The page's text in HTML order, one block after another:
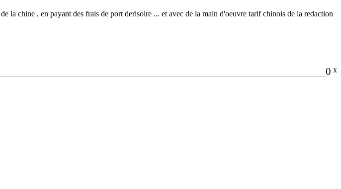
la chine , en payant des frais de port derisoire ... et avec de la main d'oeuvre tarif chinois de la redaction
0 x